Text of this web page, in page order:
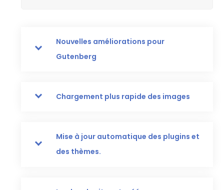
Nouvelles améliorations pour
Gutenberg
Chargement plus rapide des images
Mise à jour automatique des plugins et
des thèmes.